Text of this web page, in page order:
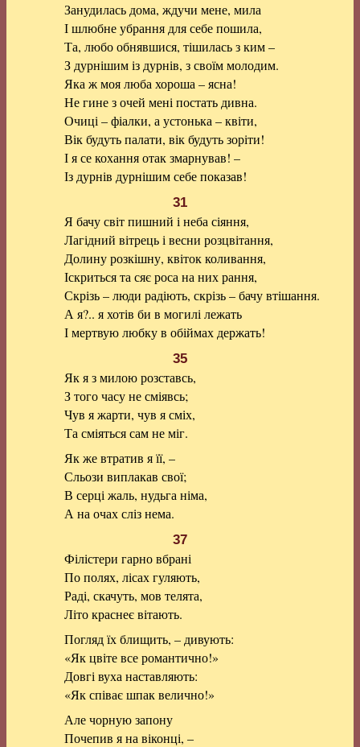
Занудилась дома, ждучи мене, мила
І шлюбне убрання для себе пошила,
Та, любо обнявшися, тішилась з ким –
З дурнішим із дурнів, з своїм молодим.
Яка ж моя люба хороша – ясна!
Не гине з очей мені постать дивна.
Очиці – фіалки, а устонька – квіти,
Вік будуть палати, вік будуть зоріти!
І я се кохання отак змарнував! –
Із дурнів дурнішим себе показав!
31
Я бачу світ пишний і неба сіяння,
Лагідний вітрець і весни розцвітання,
Долину розкішну, квіток коливання,
Іскриться та сяє роса на них рання,
Скрізь – люди радіють, скрізь – бачу втішання.
А я?.. я хотів би в могилі лежать
І мертвую любку в обіймах держать!
35
Як я з милою розставсь,
З того часу не сміявсь;
Чув я жарти, чув я сміх,
Та сміяться сам не міг.
Як же втратив я її, –
Сльози виплакав свої;
В серці жаль, нудьга німа,
А на очах сліз нема.
37
Філістери гарно вбрані
По полях, лісах гуляють,
Раді, скачуть, мов телята,
Літо краснеє вітають.
Погляд їх блищить, – дивують:
«Як цвіте все романтично!»
Довгі вуха наставляють:
«Як співає шпак велично!»
Але чорную запону
Почепив я на віконці, –